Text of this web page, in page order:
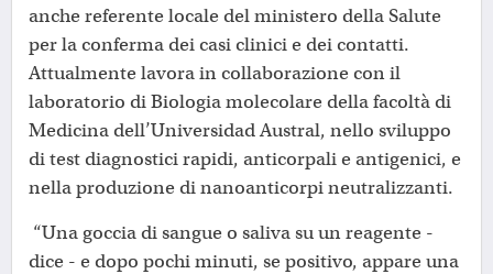
anche referente locale del ministero della Salute
per la conferma dei casi clinici e dei contatti.
Attualmente lavora in collaborazione con il
laboratorio di Biologia molecolare della facoltà di
Medicina dell’Universidad Austral, nello sviluppo
di test diagnostici rapidi, anticorpali e antigenici, e
nella produzione di nanoanticorpi neutralizzanti.
“Una goccia di sangue o saliva su un reagente -
dice - e dopo pochi minuti, se positivo, appare una